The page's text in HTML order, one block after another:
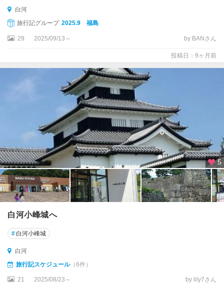
白河
旅行記グループ 2025.9 福島
29 2025/09/13～ by BANさん
投稿日：9ヶ月前
5
白河小峰城へ
# 白河小峰城
白河
旅行記スケジュール（6件）
21 2025/08/23～ by lily7さん